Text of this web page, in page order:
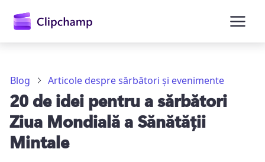
principal
Blog Articole despre sărbători și evenimente
20 de idei pentru a sărbători
Ziua Mondială a Sănătății
Mintale